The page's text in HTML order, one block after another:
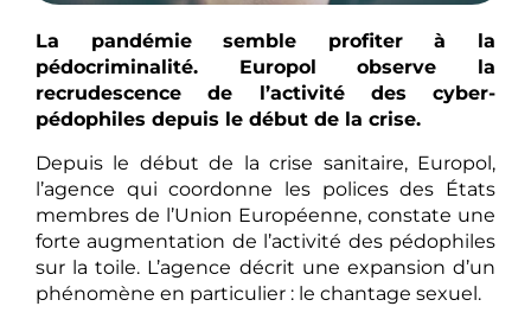
La pandémie semble profiter à la
pédocriminalité. Europol observe la
recrudescence de l’activité des cyber-
pédophiles depuis le début de la crise.
Depuis le début de la crise sanitaire, Europol,
l’agence qui coordonne les polices des États
membres de l’Union Européenne, constate une
forte augmentation de l’activité des pédophiles
sur la toile. L’agence décrit une expansion d’un
phénomène en particulier : le chantage sexuel.